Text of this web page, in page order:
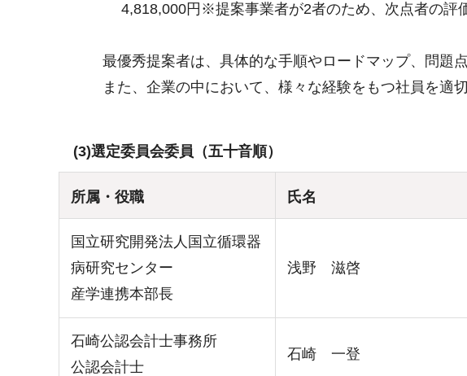
4,818,000円※提案事業者が2者のため、次点者の評
最優秀提案者は、具体的な手順やロードマップ、問題
また、企業の中において、様々な経験をもつ社員を適
(3)選定委員会委員（五十音順）
所属・役職 氏名
国立研究開発法人国立循環器
病研究センター
産学連携本部長
浅野 滋啓
石崎公認会計士事務所
公認会計士
石崎 一登